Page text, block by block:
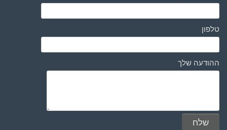
טלפון
ההודעה שלך